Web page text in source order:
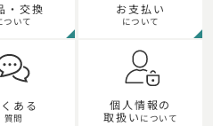
・交換
ついて
お支払い
について
ある
質問
個人情報の
取扱い について